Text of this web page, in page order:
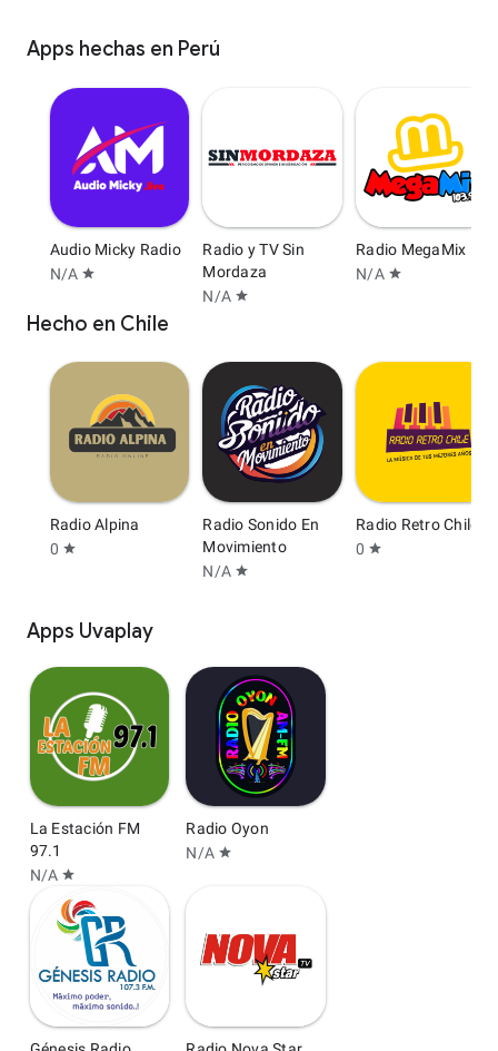
Apps hechas en Perú
Audio Micky Radio
N/A star
Radio y TV Sin
Mordaza
N/A star
Radio MegaMix
N/A star
Hecho en Chile
Radio Alpina
0 star
Radio Sonido En
Movimiento
N/A star
Radio Retro Chile
0 star
Apps Uvaplay
La Estación FM
97.1
N/A star
Radio Oyon
N/A star